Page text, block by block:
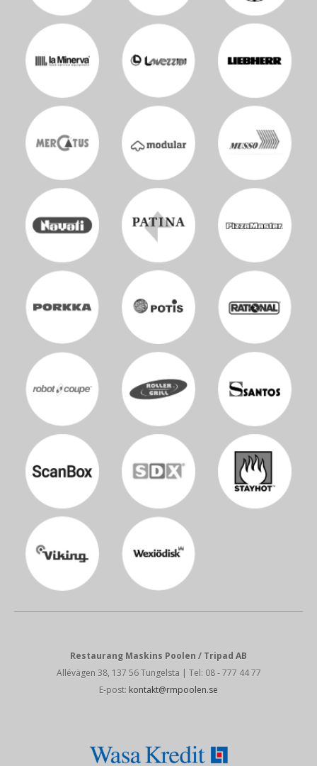
Restaurang Maskins Poolen / Tripad AB
Allévägen 38, 137 56 Tungelsta | Tel: 08 - 777 44 77
E-post: kontakt@rmpoolen.se